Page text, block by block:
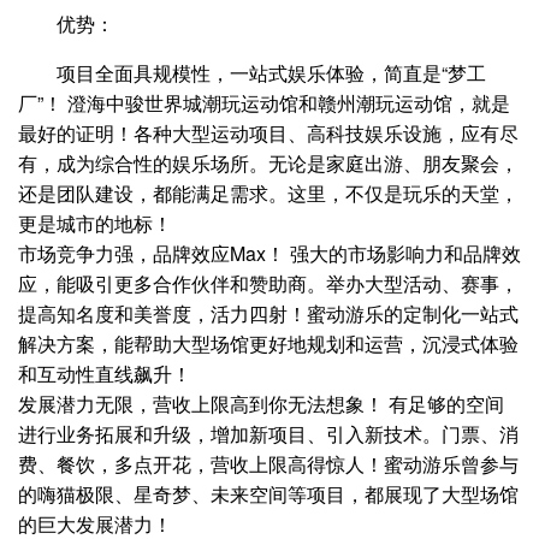
优势：
项目全面具规模性，一站式娱乐体验，简直是“梦工
厂”！ 澄海中骏世界城潮玩运动馆和赣州潮玩运动馆，就是
最好的证明！各种大型运动项目、高科技娱乐设施，应有尽
有，成为综合性的娱乐场所。无论是家庭出游、朋友聚会，
还是团队建设，都能满足需求。这里，不仅是玩乐的天堂，
更是城市的地标！
市场竞争力强，品牌效应Max！ 强大的市场影响力和品牌效
应，能吸引更多合作伙伴和赞助商。举办大型活动、赛事，
提高知名度和美誉度，活力四射！蜜动游乐的定制化一站式
解决方案，能帮助大型场馆更好地规划和运营，沉浸式体验
和互动性直线飙升！
发展潜力无限，营收上限高到你无法想象！ 有足够的空间
进行业务拓展和升级，增加新项目、引入新技术。门票、消
费、餐饮，多点开花，营收上限高得惊人！蜜动游乐曾参与
的嗨猫极限、星奇梦、未来空间等项目，都展现了大型场馆
的巨大发展潜力！